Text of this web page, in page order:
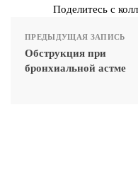
Поделитесь с
ПРЕДЫДУЩАЯ ЗАПИСЬ
Обструкция при
бронхиальной астме